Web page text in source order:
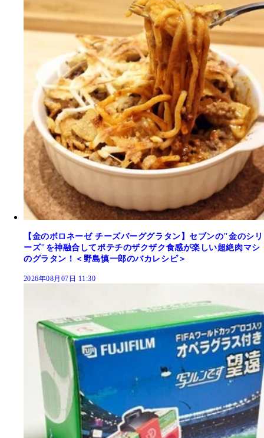
【金のボロネーゼ チーズバーググラタン】セブンの"金のシリ
ーズ"を神融合してポテチのザクザク食感が楽しい超絶肉マシ
のグラタン！＜野島慎一郎のバカレシピ＞
2026年08月07日 11:30